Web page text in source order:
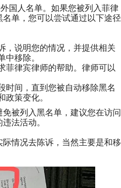
国人名单。如果您被列入菲律
单，您可以尝试通过以下途径
，说明您的情况，并提供相关
移除。
菲律宾律师的帮助。律师可以
时间，直到您被自动移除黑名
策变化。
被列入黑名单，建议您在访问
法活动。
情况去陈诉，当然主要是和移